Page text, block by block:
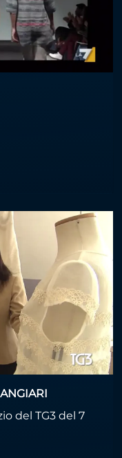
del TG3 del 7